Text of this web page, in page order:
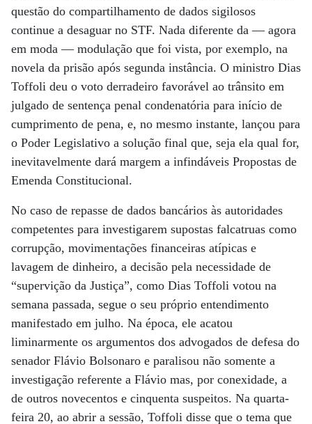
questão do compartilhamento de dados sigilosos
continue a desaguar no STF. Nada diferente da — agora
em moda — modulação que foi vista, por exemplo, na
novela da prisão após segunda instância. O ministro Dias
Toffoli deu o voto derradeiro favorável ao trânsito em
julgado de sentença penal condenatória para início de
cumprimento de pena, e, no mesmo instante, lançou para
o Poder Legislativo a solução final que, seja ela qual for,
inevitavelmente dará margem a infindáveis Propostas de
Emenda Constitucional.
No caso de repasse de dados bancários às autoridades
competentes para investigarem supostas falcatruas como
corrupção, movimentações financeiras atípicas e
lavagem de dinheiro, a decisão pela necessidade de
“supervição da Justiça”, como Dias Toffoli votou na
semana passada, segue o seu próprio entendimento
manifestado em julho. Na época, ele acatou
liminarmente os argumentos dos advogados de defesa do
senador Flávio Bolsonaro e paralisou não somente a
investigação referente a Flávio mas, por conexidade, a
de outros novecentos e cinquenta suspeitos. Na quarta-
feira 20, ao abrir a sessão, Toffoli disse que o tema que